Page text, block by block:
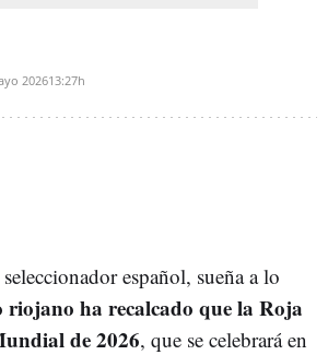
202613:27h
español, sueña a lo
riojano ha recalcado que la Roja
de 2026, que se celebrará en